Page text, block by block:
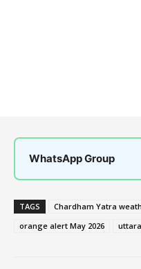
WhatsApp Group
TAGS Chardham Yatra
orange alert May 2026